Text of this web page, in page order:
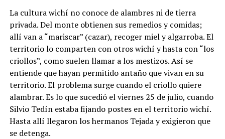
La cultura wichí no conoce de alambres ni de tierra
privada. Del monte obtienen sus remedios y comidas;
allí van a “mariscar” (cazar), recoger miel y algarroba. El
territorio lo comparten con otros wichí y hasta con “los
criollos”, como suelen llamar a los mestizos. Así se
entiende que hayan permitido antaño que vivan en su
territorio. El problema surge cuando el criollo quiere
alambrar. Es lo que sucedió el viernes 25 de julio, cuando
Silvio Tedín estaba fijando postes en el territorio wichí.
Hasta allí llegaron los hermanos Tejada y exigieron que
se detenga.